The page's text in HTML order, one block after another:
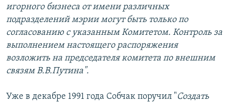
игорного бизнеса от имени различных
подразделений мэрии могут быть только по
согласованию с указанным Комитетом. Контроль за
выполнением настоящего распоряжения
возложить на председателя комитета по внешним
связям В.В.Путина".
Уже в декабре 1991 года Собчак поручил "Создать